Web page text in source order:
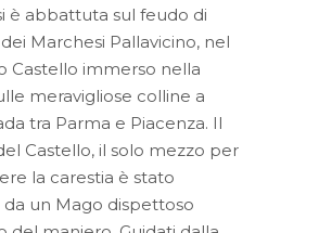
è abbattuta sul feudo di
Marchesi Pallavicino, nel
Castello immerso nella
meravigliose colline a
tra Parma e Piacenza. Il
Castello, il solo mezzo per
la carestia è stato
da un Mago dispettoso